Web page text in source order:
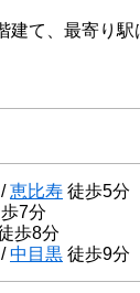
て、最寄り駅
/恵比寿 徒歩5分
7分
歩8分
/中目黒 徒歩9分